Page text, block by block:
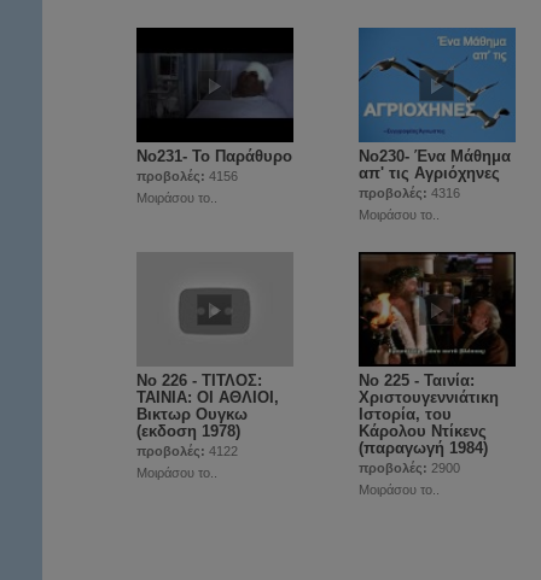
No231- Το Παράθυρο
προβολές: 4156
Μοιράσου το..
No230- Ένα Μάθημα
απ' τις Aγριόχηνες
προβολές: 4316
Μοιράσου το..
Νο 226 - ΤΙΤΛΟΣ:
ΤΑΙΝΙΑ: ΟΙ ΑΘΛΙΟΙ,
Βικτωρ Ουγκω
(εκδοση 1978)
προβολές: 4122
Μοιράσου το..
No 225 - Ταινία:
Χριστουγεννιάτικη
Ιστορία, του
Κάρολου Ντίκενς
(παραγωγή 1984)
προβολές: 2900
Μοιράσου το..